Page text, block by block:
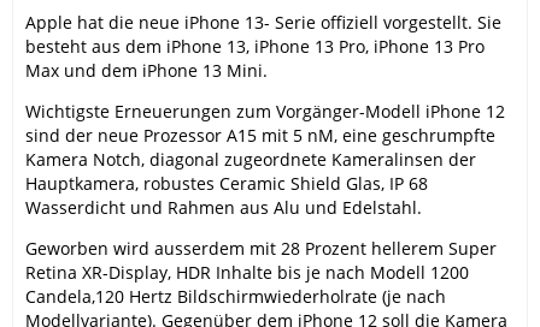
Apple hat die neue iPhone 13- Serie offiziell vorgestellt. Sie
besteht aus dem iPhone 13, iPhone 13 Pro, iPhone 13 Pro
Max und dem iPhone 13 Mini.
Wichtigste Erneuerungen zum Vorgänger-Modell iPhone 12
sind der neue Prozessor A15 mit 5 nM, eine geschrumpfte
Kamera Notch, diagonal zugeordnete Kameralinsen der
Hauptkamera, robustes Ceramic Shield Glas, IP 68
Wasserdicht und Rahmen aus Alu und Edelstahl.
Geworben wird ausserdem mit 28 Prozent hellerem Super
Retina XR-Display, HDR Inhalte bis je nach Modell 1200
Candela,120 Hertz Bildschirmwiederholrate (je nach
Modellvariante). Gegenüber dem iPhone 12 soll die Kamera